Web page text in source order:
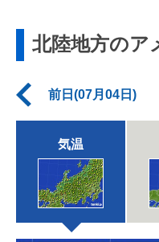
北陸地方のア
前日(07月04日)
気温